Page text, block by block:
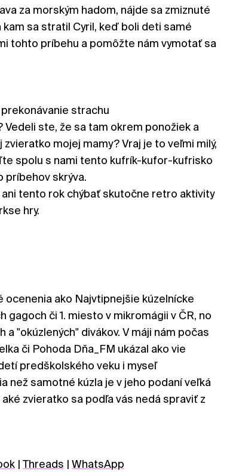
za morským hadom, nájde sa zmiznuté
sa stratil Cyril, keď boli deti samé
tohto príbehu a pomôžte nám vymotať sa
strachu
ste, že sa tam okrem ponožiek a
mojej mamy? Vraj je to veľmi milý,
spolu s nami tento kufrík-kufor-kufrisko
príbehov skrýva.
tento rok chýbať skutočne retro aktivity
hry.
ocenenia ako Najvtipnejšie kúzelnícke
gagoch či 1. miesto v mikromágii v ČR, no
"okúzlených" divákov. V máji nám počas
či Pohoda Dňa_FM ukázal ako vie
predškolského veku i myseľ
než samotné kúzla je v jeho podaní veľká
zvieratko sa podľa vás nedá spraviť z
| Threads | WhatsApp